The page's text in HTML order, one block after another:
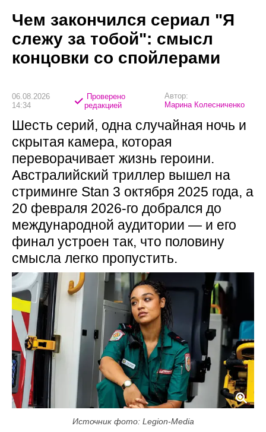
Чем закончился сериал "Я
слежу за тобой": смысл
концовки со спойлерами
06.08.2026
14:34
Проверено
редакцией
Автор:
Марина Колесниченко
Шесть серий, одна случайная ночь и
скрытая камера, которая
переворачивает жизнь героини.
Австралийский триллер вышел на
стриминге Stan 3 октября 2025 года, а
20 февраля 2026-го добрался до
международной аудитории — и его
финал устроен так, что половину
смысла легко пропустить.
Источник фото: Legion-Media